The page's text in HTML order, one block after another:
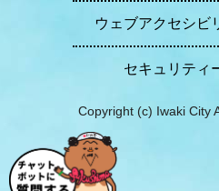
ウェブアクセシビ
セキュリティ
Copyright (c) Iwaki City